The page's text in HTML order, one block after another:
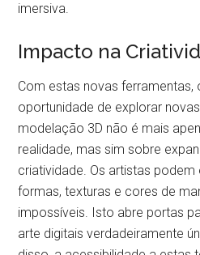
imersiva.
Impacto na
Com estas novas ferramentas,
oportunidade de explorar
modelação 3D não é mais
realidade, mas sim sobre
criatividade. Os artistas
formas, texturas e cores de
impossíveis. Isto abre portas
arte digitais verdadeiramente